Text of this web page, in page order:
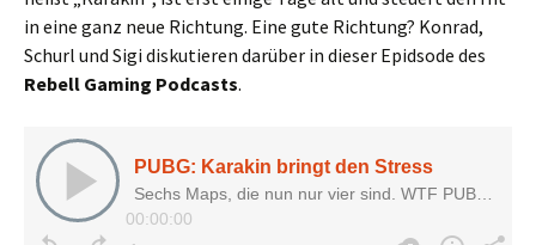
in eine ganz neue Richtung. Eine gute Richtung? Konrad,
Schurl und Sigi diskutieren darüber in dieser Epidsode des
Rebell Gaming Podcasts.